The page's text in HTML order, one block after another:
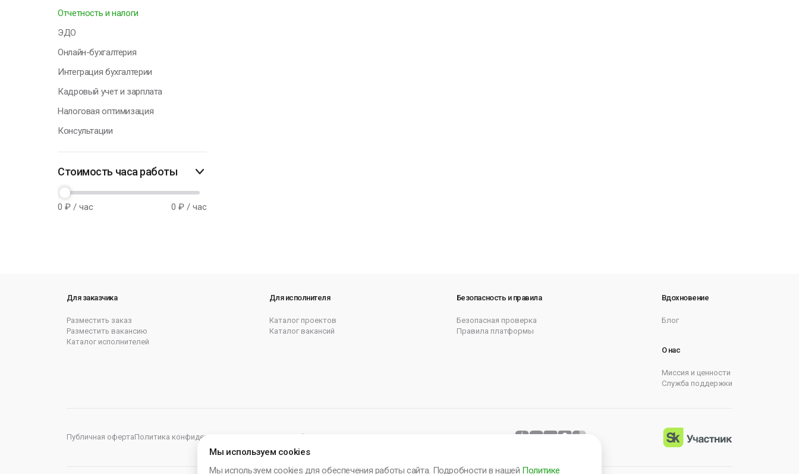
Отчетность и налоги
ЭДО
Онлайн-бухгалтерия
Интеграция бухгалтерии
Кадровый учет и зарплата
Налоговая оптимизация
Консультации
Стоимость часа работы
0 ₽ / час 0 ₽ / час
Для заказчика
Разместить заказ
Разместить вакансию
Каталог исполнителей
Для исполнителя
Каталог проектов
Каталог вакансий
Безопасность и правила
Безопасная проверка
Правила платформы
Вдохновение
Блог
О нас
Миссия и ценности
Служба поддержки
Публичная офертаПолитика конфиденциальности Политика cookie
Мы используем cookies
Мы используем cookies для обеспечения работы сайта. Подробности в нашей Политике